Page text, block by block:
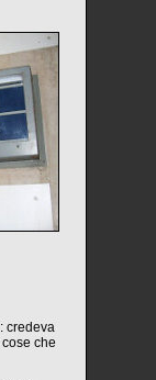
credeva
che